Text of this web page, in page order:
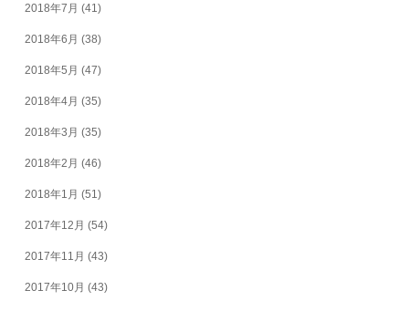
2018年7月 (41)
2018年6月 (38)
2018年5月 (47)
2018年4月 (35)
2018年3月 (35)
2018年2月 (46)
2018年1月 (51)
2017年12月 (54)
2017年11月 (43)
2017年10月 (43)